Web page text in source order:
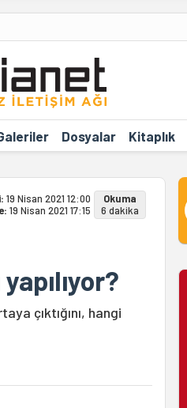
Dosyalar Kitaplık
19 Nisan 2021 12:00
19 Nisan 2021 17:15
Okuma
6 dakika
çıktığını, hangi